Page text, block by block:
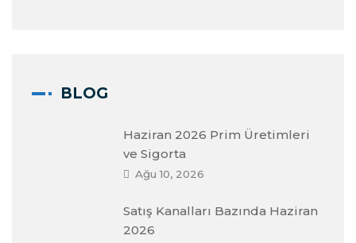
BLOG
Haziran 2026 Prim Üretimleri
ve Sigorta
Ağu 10, 2026
Satış Kanalları Bazında Haziran
2026